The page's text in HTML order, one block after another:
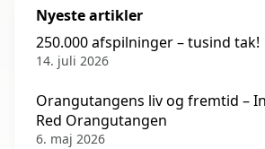
Nyeste artikler
250.000 afspilninger – tusind tak!
14. juli 2026
Orangutangens liv og fremtid –
Red Orangutangen
6. maj 2026